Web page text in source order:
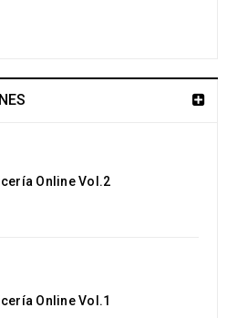
Online Vol.2
Online Vol.1